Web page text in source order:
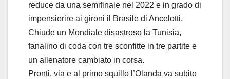
reduce da una semifinale nel 2022 e in grado di
impensierire ai gironi il Brasile di Ancelotti.
Chiude un Mondiale disastroso la Tunisia,
fanalino di coda con tre sconfitte in tre partite e
un allenatore cambiato in corsa.
Pronti, via e al primo squillo l’Olanda va subito